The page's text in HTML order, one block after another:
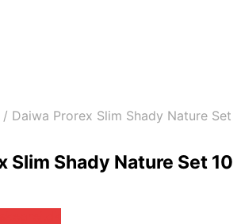
/ Daiwa Prorex Slim Shady Nature Set
Slim Shady Nature Set 10